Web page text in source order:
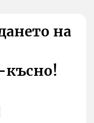
на
късно!